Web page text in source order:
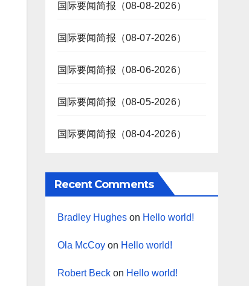
国际要闻简报（08-08-2026）
国际要闻简报（08-07-2026）
国际要闻简报（08-06-2026）
国际要闻简报（08-05-2026）
国际要闻简报（08-04-2026）
Recent Comments
Bradley Hugheson Hello world!
Ola McCoyon Hello world!
Robert Beckon Hello world!